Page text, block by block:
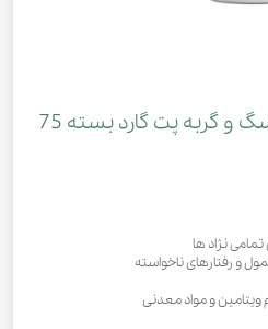
قرص ضد مدفوع خواری سگ و گربه پت گارد بسته 75
نژاد ها
و رفتارهای ناخواسته
و مواد معدنی